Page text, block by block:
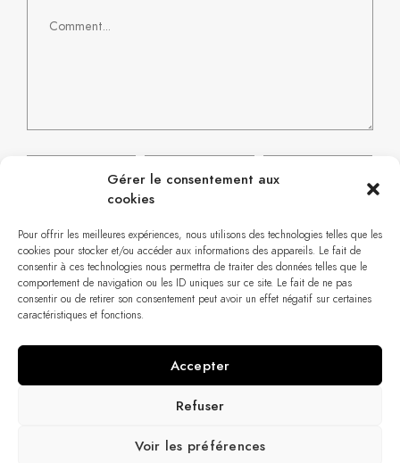
Gérer le consentement aux
cookies
Pour offrir les meilleures expériences, nous utilisons des technologies telles que les
cookies pour stocker et/ou accéder aux informations des appareils. Le fait de
consentir à ces technologies nous permettra de traiter des données telles que le
comportement de navigation ou les ID uniques sur ce site. Le fait de ne pas
consentir ou de retirer son consentement peut avoir un effet négatif sur certaines
caractéristiques et fonctions.
Accepter
Refuser
Voir les préférences